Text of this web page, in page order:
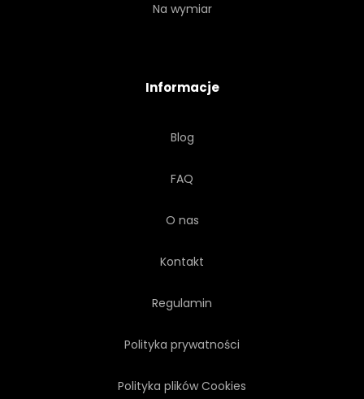
Na wymiar
Informacje
Blog
FAQ
O nas
Kontakt
Regulamin
Polityka prywatności
Polityka plików Cookies